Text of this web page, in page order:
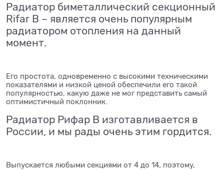
Радиатор биметаллический секционный
Rifar B – является очень популярным
радиатором отопления на данный
момент.
Его простота, одновременно с высокими техническими
показателями и низкой ценой обеспечили его такой
популярностью, какую даже не мог представить самый
оптимистичный поклонник.
Радиатор Рифар B изготавливается в
России, и мы рады очень этим гордится.
Выпускается любыми секциями от 4 до 14, поэтому,